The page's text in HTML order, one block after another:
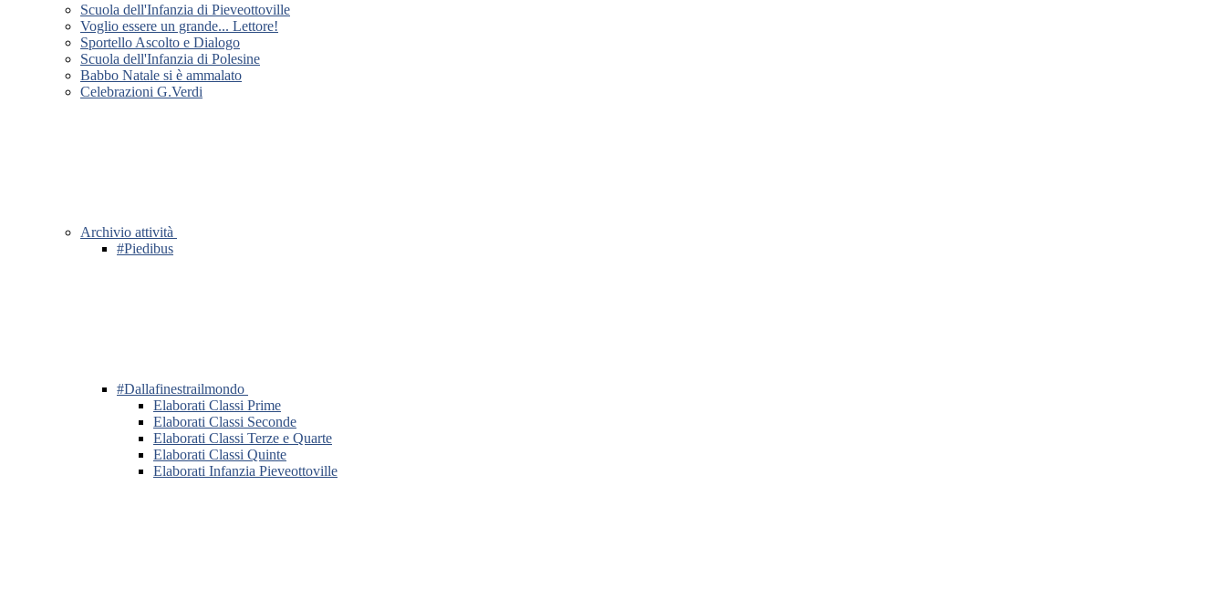
Scuola dell'Infanzia di Pieveottoville
Voglio essere un grande... Lettore!
Sportello Ascolto e Dialogo
Scuola dell'Infanzia di Polesine
Babbo Natale si è ammalato
Celebrazioni G.Verdi
Archivio attività
#Piedibus
#Dallafinestrailmondo
Elaborati Classi Prime
Elaborati Classi Seconde
Elaborati Classi Terze e Quarte
Elaborati Classi Quinte
Elaborati Infanzia Pieveottoville